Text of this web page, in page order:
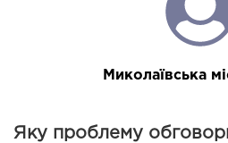
Миколаївська
Яку проблему